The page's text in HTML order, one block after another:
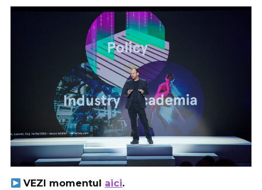
VEZI momentul aici.